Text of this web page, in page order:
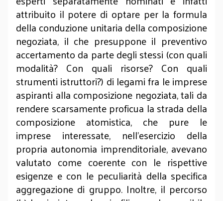
attribuito il potere di optare per la formula
della conduzione unitaria della composizione
negoziata, il che presuppone il preventivo
accertamento da parte degli stessi (con quali
modalità? Con quali risorse? Con quali
strumenti istruttori?) di legami fra le imprese
aspiranti alla composizione negoziata, tali da
rendere scarsamente proficua la strada della
composizione atomistica, che pure le
imprese interessate, nell’esercizio della
propria autonomia imprenditoriale, avevano
valutato come coerente con le rispettive
esigenze e con le peculiarità della specifica
aggregazione di gruppo. Inoltre, il percorso